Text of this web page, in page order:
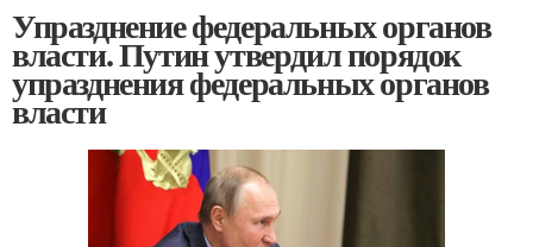
Упразднение федеральных органов
власти. Путин утвердил порядок
упразднения федеральных органов
власти